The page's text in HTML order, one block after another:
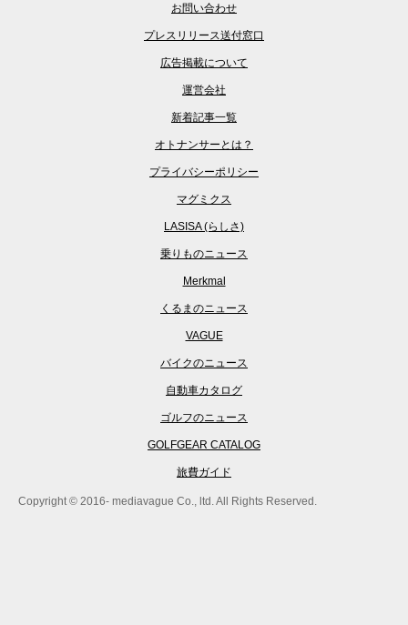
お問い合わせ
プレスリリース送付窓口
広告掲載について
運営会社
新着記事一覧
オトナンサーとは？
プライバシーポリシー
マグミクス
LASISA (らしさ)
乗りものニュース
Merkmal
くるまのニュース
VAGUE
バイクのニュース
自動車カタログ
ゴルフのニュース
GOLFGEAR CATALOG
旅費ガイド
Copyright © 2016- mediavague Co., ltd. All Rights Reserved.